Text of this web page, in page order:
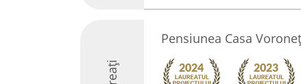
Pensiunea Casa Voroneț